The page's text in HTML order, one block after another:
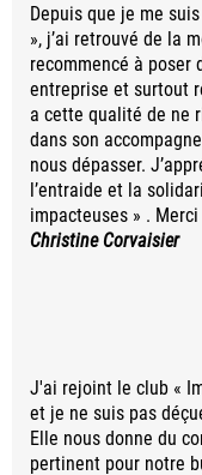
Depuis que je me
», j’ai retrouvé de la
recommencé à poser
entreprise et surtout
a cette qualité de ne
dans son
nous dépasser.
l’entraide et la
impacteuses » .
Christine Corvaisier
J'ai rejoint le club «
et je ne suis pas
Elle nous donne du
pertinent pour notre